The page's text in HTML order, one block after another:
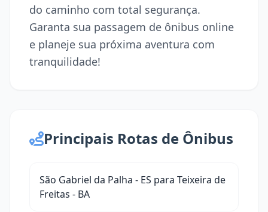
do caminho com total segurança.
Garanta sua passagem de ônibus online
e planeje sua próxima aventura com
tranquilidade!
Principais Rotas de Ônibus
São Gabriel da Palha - ES para Teixeira de
Freitas - BA